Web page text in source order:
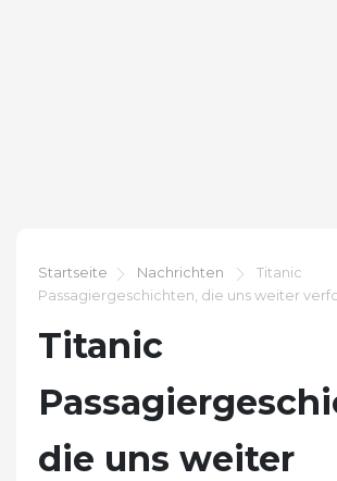
Startseite Nachrichten
Titanic
Passagiergeschichten, die uns weiter
Titanic
die uns weiter